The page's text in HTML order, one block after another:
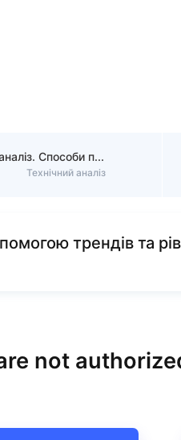
УРОК 1. Технічний аналіз. Способи побудови графіків
Технічний аналіз
трендів та
not